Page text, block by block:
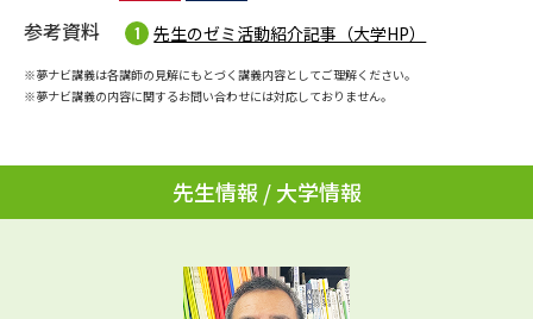
資料の料金の
訂正のご案内
参考資料
先生のゼミ活動紹介記事（大学HP）
※夢ナビ講義は各講師の見解にもとづく講義内容としてご理解ください。
※夢ナビ講義の内容に関するお問い合わせには対応しておりません。
先生情報 / 大学情報